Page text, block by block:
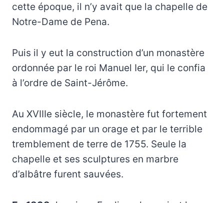
cette époque, il n’y avait que la chapelle de
Notre-Dame de Pena.
Puis il y eut la construction d’un monastère
ordonnée par le roi Manuel Ier, qui le confia
à l’ordre de Saint-Jérôme.
Au XVIIIe siècle, le monastère fut fortement
endommagé par un orage et par le terrible
tremblement de terre de 1755. Seule la
chapelle et ses sculptures en marbre
d’albâtre furent sauvées.